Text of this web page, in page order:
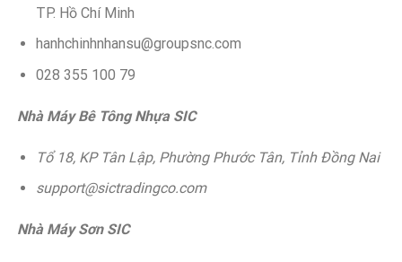
TP. Hồ Chí Minh
hanhchinhnhansu@groupsnc.com
028 355 100 79
Nhà Máy Bê Tông Nhựa SIC
Tổ 18, KP Tân Lập, Phường Phước Tân, Tỉnh Đồng Nai
support@sictradingco.com
Nhà Máy Sơn SIC